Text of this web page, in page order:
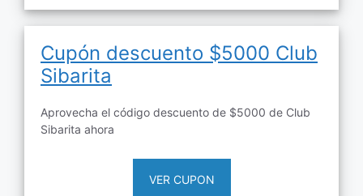
Cupón descuento $5000 Club
Sibarita
Aprovecha el código descuento de $5000 de Club
Sibarita ahora
VER CUPON